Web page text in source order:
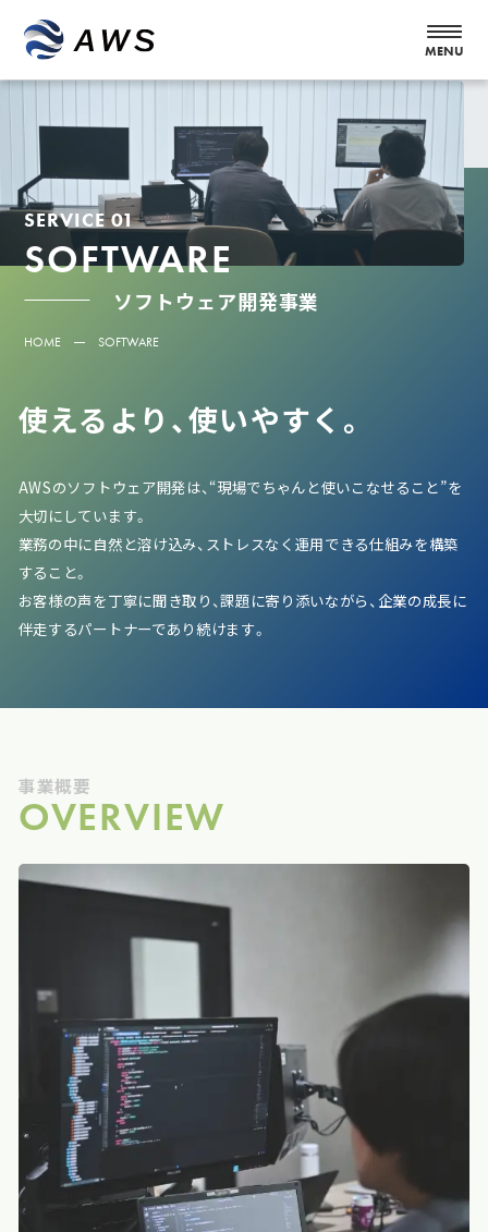
SERVICE 01
SOFTWARE
ソフトウェア開発事業
HOME SOFTWARE
使えるより、使いやすく。
AWSのソフトウェア開発は、“現場でちゃんと使いこなせること”を
大切にしています。
業務の中に自然と溶け込み、ストレスなく運用できる仕組みを構築
すること。
お客様の声を丁寧に聞き取り、課題に寄り添いながら、企業の成長に
伴走するパートナーであり続けます。
事業概要
OVERVIEW